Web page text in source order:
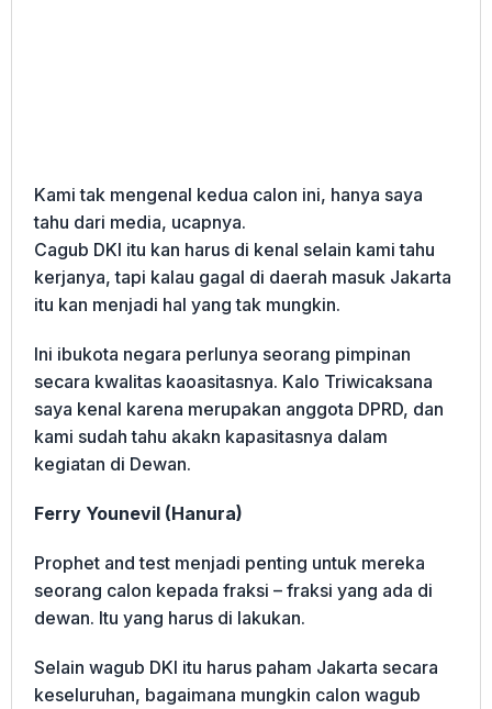
Kami tak mengenal kedua calon ini, hanya saya
tahu dari media, ucapnya.
Cagub DKI itu kan harus di kenal selain kami tahu
kerjanya, tapi kalau gagal di daerah masuk Jakarta
itu kan menjadi hal yang tak mungkin.
Ini ibukota negara perlunya seorang pimpinan
secara kwalitas kaoasitasnya. Kalo Triwicaksana
saya kenal karena merupakan anggota DPRD, dan
kami sudah tahu akakn kapasitasnya dalam
kegiatan di Dewan.
Ferry Younevil (Hanura)
Prophet and test menjadi penting untuk mereka
seorang calon kepada fraksi – fraksi yang ada di
dewan. Itu yang harus di lakukan.
Selain wagub DKI itu harus paham Jakarta secara
keseluruhan, bagaimana mungkin calon wagub